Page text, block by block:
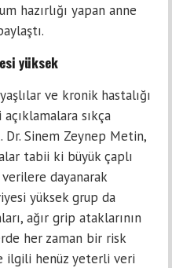
hazırlığı yapan anne
yüksek
ve kronik hastalığı
sıkça
Dr. Sinem Zeynep Metin,
tabii ki büyük çaplı
dayanarak
yüksek grup da
ağır grip ataklarının
her zaman bir risk
ilgili henüz yeterli veri